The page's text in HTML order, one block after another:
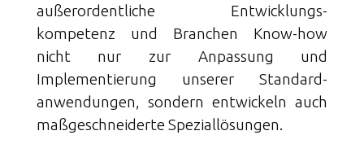
außerordentliche Entwicklungs­
kompetenz und Branchen Know-how
nicht nur zur Anpassung und
Implementierung unserer Standard­
anwendungen, sondern entwickeln auch
maßgeschneiderte Spezial­lösungen.